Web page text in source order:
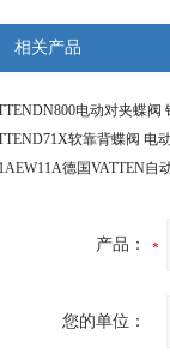
相关产品
产品：
您的单位：